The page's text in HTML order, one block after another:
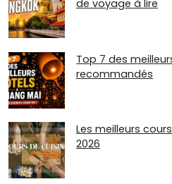
de voyage à lire
Top 7 des
recommandés
Les meilleurs
2026